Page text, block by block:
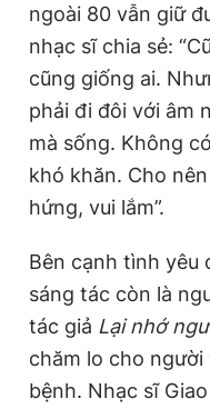
ngoài 80 vẫn giữ
nhạc sĩ chia sẻ:
cũng giống ai.
phải đi đôi với âm
mà sống. Không
khó khăn. Cho
hứng, vui lắm”.
Bên cạnh tình yêu
sáng tác còn là
tác giả Lại nhớ
chăm lo cho
bệnh. Nhạc sĩ